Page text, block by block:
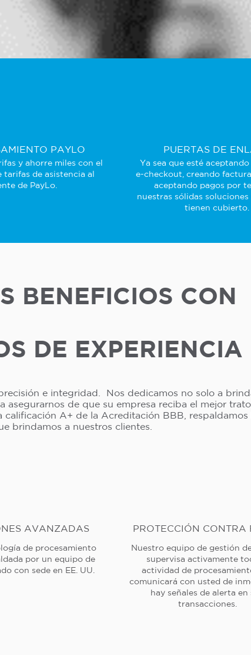
PAYLO
y ahorre miles con el
tarifas de asistencia al
de PayLo.
PUERTAS DE
Ya sea que esté
e-checkout, creando
aceptando pagos por
nuestras sólidas soluciones
tienen cubierto.
BENEFICIOS CON
DE EXPERIENCIA
e integridad. Nos dedicamos no solo a
asegurarnos de que su empresa reciba el mejor
A+ de la Acreditación BBB, respaldamos
brindamos a nuestros clientes.
AVANZADAS
de procesamiento
por un equipo de
con sede en EE. UU.
PROTECCIÓN CONTRA
Nuestro equipo de gestión
supervisa activamente
actividad de
comunicará con usted de
hay señales de alerta en
transacciones.